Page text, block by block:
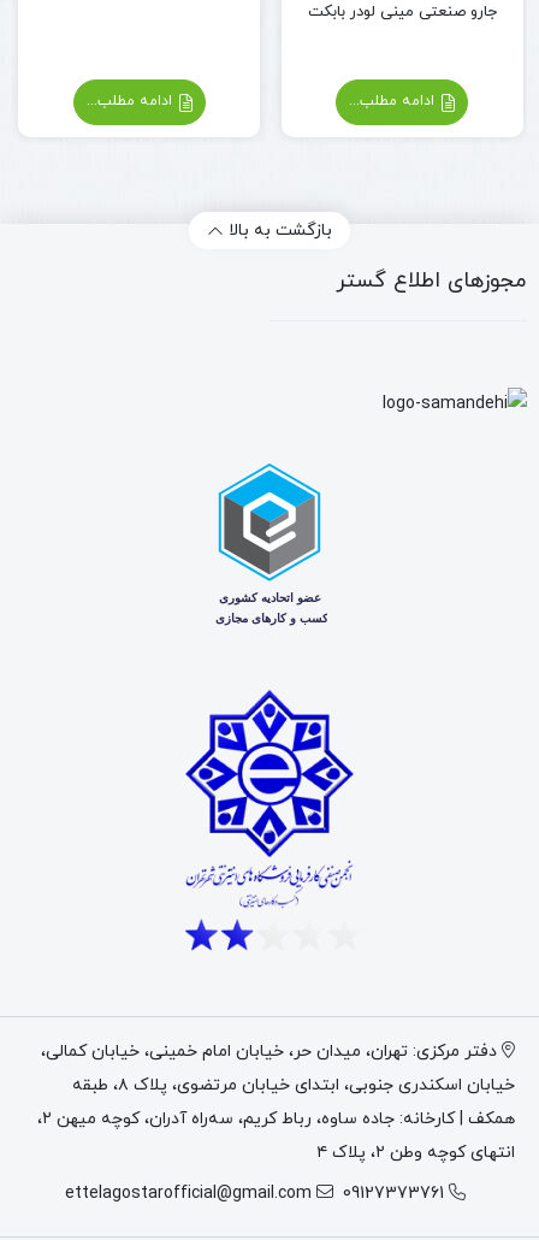
جارو صنعتی مینی لودر بابکت
ادامه مطلب... ادامه مطلب...
بازگشت به بالا
مجوزهای اطلاع گستر
دفتر مرکزی: تهران، میدان حر، خیابان امام خمینی، خیابان کمالی،
خیابان اسکندری جنوبی، ابتدای خیابان مرتضوی، پلاک ۸، طبقه
همکف | کارخانه: جاده ساوه، رباط کریم، سه‌راه آدران، کوچه میهن ۲،
انتهای کوچه وطن ۲، پلاک ۴
09127373761
ettelagostarofficial@gmail.com